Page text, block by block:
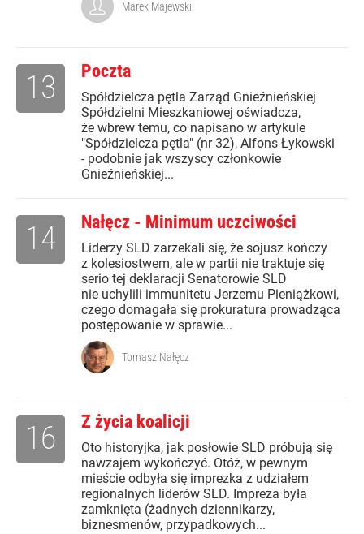
Marek Majewski
Poczta
Spółdzielcza pętla Zarząd Gnieźnieńskiej
Spółdzielni Mieszkaniowej oświadcza,
że wbrew temu, co napisano w artykule
"Spółdzielcza pętla" (nr 32), Alfons Łykowski
- podobnie jak wszyscy członkowie
Gnieźnieńskiej...
13
Nałęcz - Minimum uczciwości
Liderzy SLD zarzekali się, że sojusz kończy
z kolesiostwem, ale w partii nie traktuje się
serio tej deklaracji Senatorowie SLD
nie uchylili immunitetu Jerzemu Pieniążkowi,
czego domagała się prokuratura prowadząca
postępowanie w sprawie...
14
Tomasz Nałęcz
Z życia koalicji
Oto historyjka, jak posłowie SLD próbują się
nawzajem wykończyć. Otóż, w pewnym
mieście odbyła się imprezka z udziałem
regionalnych liderów SLD. Impreza była
zamknięta (żadnych dziennikarzy,
biznesmenów, przypadkowych...
16